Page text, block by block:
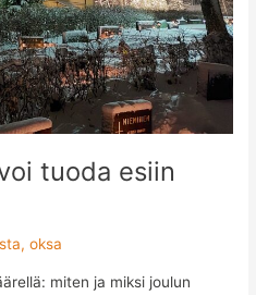
tuoda esiin
,oksa
miten ja miksi joulun